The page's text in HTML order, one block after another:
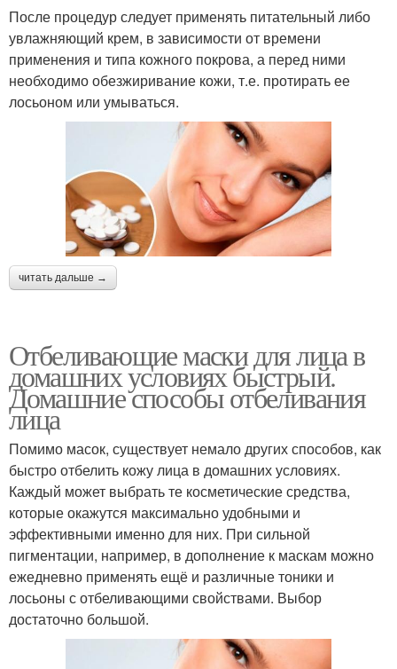
После процедур следует применять питательный либо
увлажняющий крем, в зависимости от времени
применения и типа кожного покрова, а перед ними
необходимо обезжиривание кожи, т.е. протирать ее
лосьоном или умываться.
читать дальше →
Отбеливающие маски для лица в
домашних условиях быстрый.
Домашние способы отбеливания
лица
Помимо масок, существует немало других способов, как
быстро отбелить кожу лица в домашних условиях.
Каждый может выбрать те косметические средства,
которые окажутся максимально удобными и
эффективными именно для них. При сильной
пигментации, например, в дополнение к маскам можно
ежедневно применять ещё и различные тоники и
лосьоны с отбеливающими свойствами. Выбор
достаточно большой.